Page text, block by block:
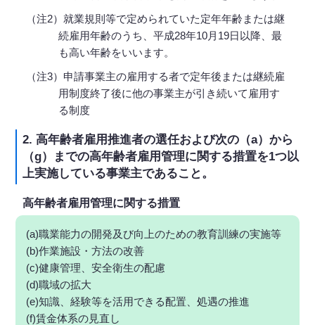
（注2）就業規則等で定められていた定年年齢または継
続雇用年齢のうち、平成28年10月19日以降、最
も高い年齢をいいます。
（注3）申請事業主の雇用する者で定年後または継続雇
用制度終了後に他の事業主が引き続いて雇用す
る制度
2. 高年齢者雇用推進者の選任および次の（a）から
（g）までの高年齢者雇用管理に関する措置を1つ以
上実施している事業主であること。
高年齢者雇用管理に関する措置
(a)職業能力の開発及び向上のための教育訓練の実施等
(b)作業施設・方法の改善
(c)健康管理、安全衛生の配慮
(d)職域の拡大
(e)知識、経験等を活用できる配置、処遇の推進
(f)賃金体系の見直し